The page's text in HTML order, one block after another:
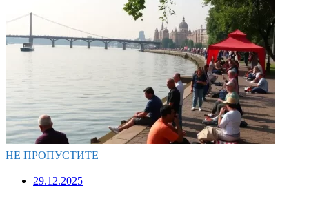
НЕ ПРОПУСТИТЕ
29.12.2025